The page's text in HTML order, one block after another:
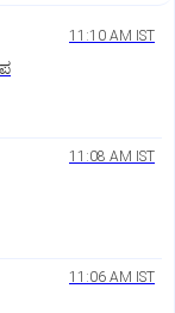
11:10 AM IST
11:08 AM IST
11:06 AM IST